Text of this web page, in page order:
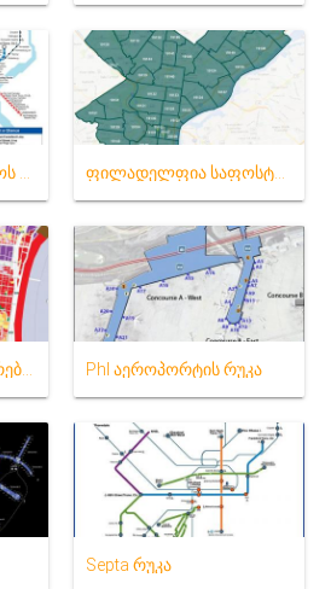
ფილადელფია მეტროს რუკა ფილადელფია საფოსტო კოდი რუკა
Phl აეროპორტის რუკა
Septa რუკა